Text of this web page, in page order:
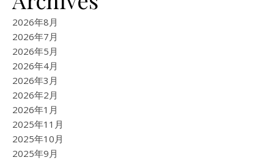
2026年8月
2026年7月
2026年5月
2026年4月
2026年3月
2026年2月
2026年1月
2025年11月
2025年10月
2025年9月